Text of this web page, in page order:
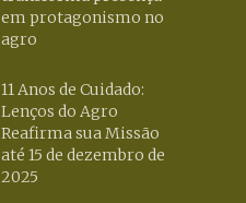
em protagonismo no
agro
11 Anos de Cuidado:
Lenços do Agro
Reafirma sua Missão
até 15 de dezembro de
2025